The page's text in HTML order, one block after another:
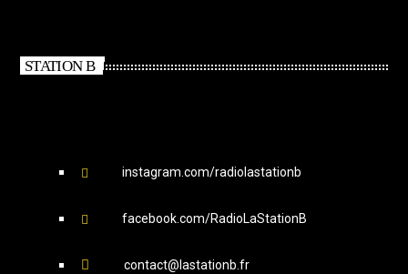
STATION B
instagram.com/radiolastationb
facebook.com/RadioLaStationB
contact@lastationb.fr